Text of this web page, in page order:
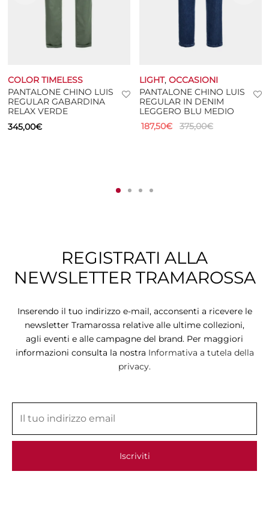
PANTALONE CHINO LUIS
REGULAR GABARDINA
RELAX VERDE
COLOR TIMELESS
345,00€
PANTALONE CHINO LUIS
REGULAR IN DENIM
LEGGERO BLU MEDIO
LIGHT, OCCASIONI
187,50€ 375,00€
REGISTRATI ALLA
NEWSLETTER TRAMAROSSA
Inserendo il tuo indirizzo e-mail, acconsenti a ricevere le
newsletter Tramarossa relative alle ultime collezioni,
agli eventi e alle campagne del brand. Per maggiori
informazioni consulta la nostra Informativa a tutela della
privacy.